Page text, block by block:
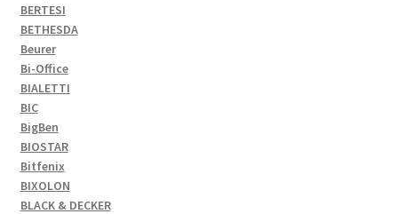
BERTESI
BETHESDA
Beurer
Bi-Office
BIALETTI
BIC
BigBen
BIOSTAR
Bitfenix
BIXOLON
BLACK & DECKER